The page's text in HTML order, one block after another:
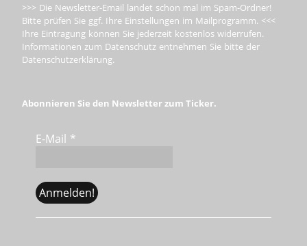
>>> Die Newsletter-Email landet schon mal im Spam-Ordner!
Bitte prüfen Sie ggf. Ihre Einstellungen im Mailprogramm. <<<
Ihre Eintragung können Sie jederzeit kostenlos widerrufen.
Informationen zum Datenschutz entnehmen Sie bitte der
Datenschutzerklärung.
Abonnieren Sie den Newsletter zum Ticker.
E-Mail *